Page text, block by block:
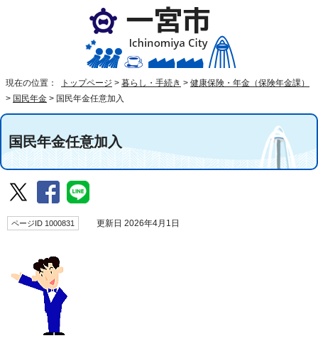
現在の位置： トップページ > 暮らし・手続き > 健康保険・年金（保険年金課）
> 国民年金 > 国民年金任意加入
国民年金任意加入
ページID 1000831 更新日 2026年4月1日